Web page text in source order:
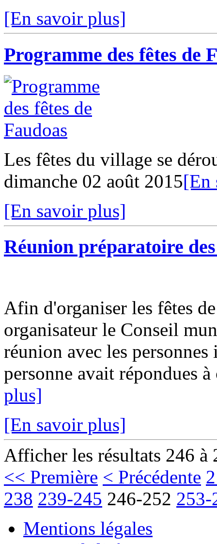
[En savoir plus]
Programme des fêtes de
Les fêtes du village se
dimanche 02 août 2015[En
[En savoir plus]
Réunion préparatoire
Afin d'organiser les fêtes
organisateur le Conseil
réunion avec les
personne avait répondues
plus]
[En savoir plus]
Afficher les résultats 246 à
<< Première < Précédente
238 239-245 246-252 253-
Mentions légales